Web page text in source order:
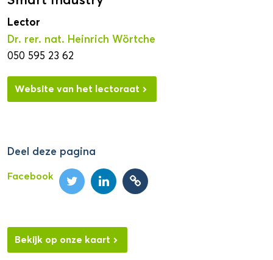
Lector
Dr. rer. nat. Heinrich Wörtche
050 595 23 62
Website van het lectoraat
Deel deze pagina
Facebook
Bekijk op onze kaart